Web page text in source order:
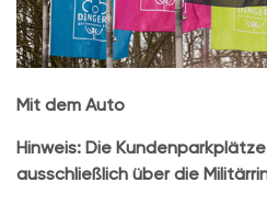
Mit dem Auto
Hinweis: Die
ausschließlich über die